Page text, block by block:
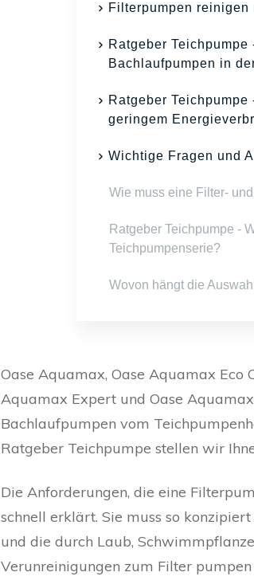
Filterpumpen reinigen
Ratgeber
Bachlaufpumpen in
Ratgeber
geringem
Wichtige Fragen und
Wie muss eine Filter-
Ratgeber Teichpumpe -
Teichpumpenserie?
Wovon hängt die
Oase Aquamax, Oase Aquamax Eco
Aquamax Expert und Oase
Bachlaufpumpen vom
Ratgeber Teichpumpe stellen wir
Die Anforderungen, die eine
schnell erklärt. Sie muss so
und die durch Laub,
Verunreinigungen zum Filter pumpen